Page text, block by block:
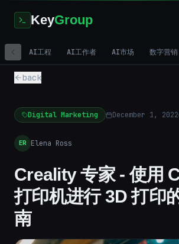
KeyGroup
AI工程 AI工作者 AI市场 数字营销
back
Digital Marketing December 1, 2022
ER Elena Ross
Creality 专家 - 使用
打印机进行 3D 打印
南